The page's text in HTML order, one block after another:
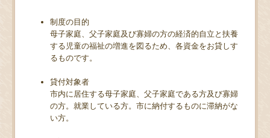
制度の目的
母子家庭、父子家庭及び寡婦の方の経済的自立と扶養
する児童の福祉の増進を図るため、各資金をお貸しす
るものです。
貸付対象者
市内に居住する母子家庭、父子家庭である方及び寡婦
の方。就業している方。市に納付するものに滞納がな
い方。